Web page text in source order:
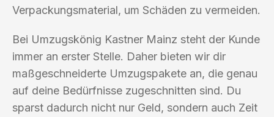
Verpackungsmaterial, um Schäden zu vermeiden.
Bei Umzugskönig Kastner Mainz steht der Kunde
immer an erster Stelle. Daher bieten wir dir
maßgeschneiderte Umzugspakete an, die genau
auf deine Bedürfnisse zugeschnitten sind. Du
sparst dadurch nicht nur Geld, sondern auch Zeit